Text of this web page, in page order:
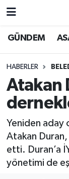
GÜNDEM
HABERLER
Atakan
Yeniden aday
Atakan
etti. Duran’a
yönetimi de
Tire
Tire Hava
Tire Trafik
Tüm
Son